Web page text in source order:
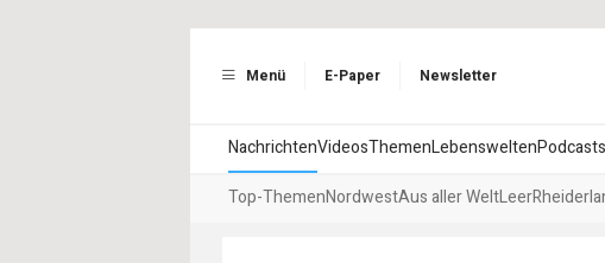
Menü E-Paper Newsletter
NachrichtenVideosThemenLebensweltenPodcasts
Top-ThemenNordwestAus aller WeltLeer